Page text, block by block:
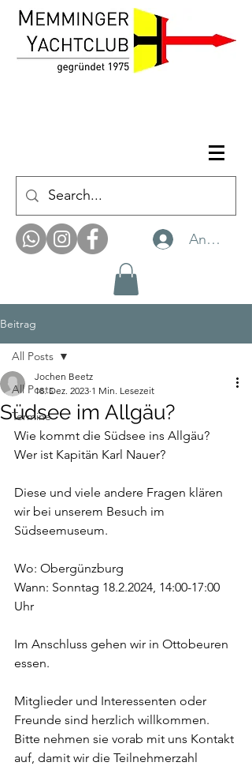
Anmelden
Beitrag
All Posts
Termine
All Posts
Südsee im Allgäu?
Jochen Beetz
18. Dez. 2023 1 Min. Lesezeit
Wie kommt die Südsee ins Allgäu?
Wer ist Kapitän Karl Nauer?
Diese und viele andere Fragen klären
wir bei unserem Besuch im
Südseemuseum.
Wo: Obergünzburg
Wann: Sonntag 18.2.2024, 14:00-17:00
Uhr
Im Anschluss gehen wir in Ottobeuren
essen.
Mitglieder und Interessenten oder
Freunde sind herzlich willkommen.
Bitte nehmen sie vorab mit uns Kontakt
auf, damit wir die Teilnehmerzahl